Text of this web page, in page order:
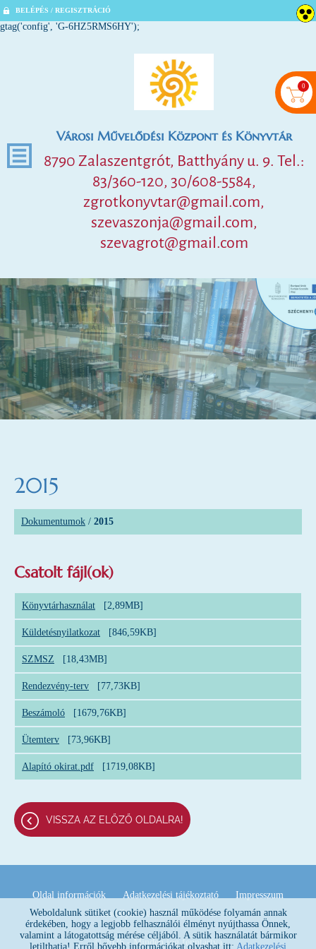
BELÉPÉS / REGISZTRÁCIÓ
0
gtag('config', 'G-6HZ5RMS6HY');
Városi Művelődési Központ és Könyvtár
8790 Zalaszentgrót, Batthyány u. 9. Tel.:
83/360-120, 30/608-5584,
zgrotkonyvtar@gmail.com,
szevaszonja@gmail.com,
szevagrot@gmail.com
2015
Dokumentumok / 2015
Csatolt fájl(ok)
Könyvtárhasználat [2,89MB]
Küldetésnyilatkozat [846,59KB]
SZMSZ [18,43MB]
Rendezvény-terv [77,73KB]
Beszámoló [1679,76KB]
Ütemterv [73,96KB]
Alapító okirat.pdf [1719,08KB]
VISSZA AZ ELŐZŐ OLDALRA!
© 2026 - Minden jog fenntartva
Oldal információk Adatkezelési tájékoztató
Impresszum
Akadálymentesítési nyilatkozat
Weboldalunk sütiket (cookie) használ működése folyamán annak
érdekében, hogy a legjobb felhasználói élményt nyújthassa Önnek,
valamint a látogatottság mérése céljából. A sütik használatát bármikor
letilthatja! Erről bővebb információkat olvashat itt: Adatkezelési